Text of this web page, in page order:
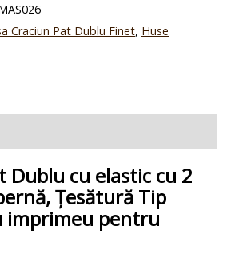
Craciun Pat Dublu Finet, Huse
Dublu cu elastic cu 2
Țesătură Tip
imprimeu pentru